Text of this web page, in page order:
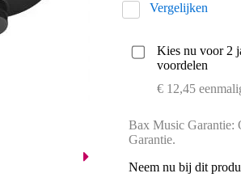
Vergelijken
Kies nu voor 2
voordelen
€ 12,45
Bax Music Garantie:
Garantie.
Neem nu bij dit